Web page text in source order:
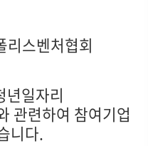
리스벤처협회
년일자리
관련하여 참여기업
니다.